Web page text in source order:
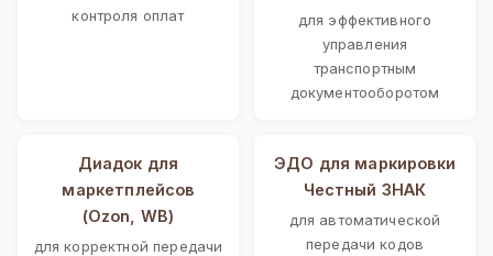
контроля оплат
для эффективного
управления
транспортным
документооборотом
Диадок для
маркетплейсов
(Ozon, WB)
для корректной передачи
ЭДО для маркировки
Честный ЗНАК
для автоматической
передачи кодов